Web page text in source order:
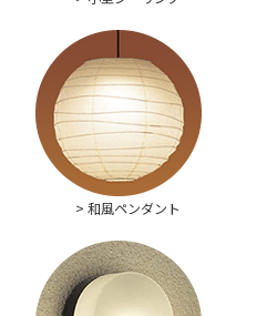
> 和風ペンダント